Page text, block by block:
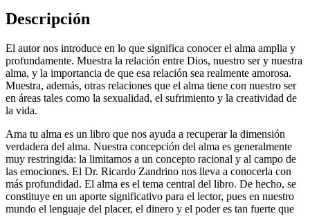
Descripción
El autor nos introduce en lo que significa conocer el alma amplia y
profundamente. Muestra la relación entre Dios, nuestro ser y nuestra
alma, y la importancia de que esa relación sea realmente amorosa.
Muestra, además, otras relaciones que el alma tiene con nuestro ser
en áreas tales como la sexualidad, el sufrimiento y la creatividad de
la vida.
Ama tu alma es un libro que nos ayuda a recuperar la dimensión
verdadera del alma. Nuestra concepción del alma es generalmente
muy restringida: la limitamos a un concepto racional y al campo de
las emociones. El Dr. Ricardo Zandrino nos lleva a conocerla con
más profundidad. El alma es el tema central del libro. De hecho, se
constituye en un aporte significativo para el lector, pues en nuestro
mundo el lenguaje del placer, el dinero y el poder es tan fuerte que